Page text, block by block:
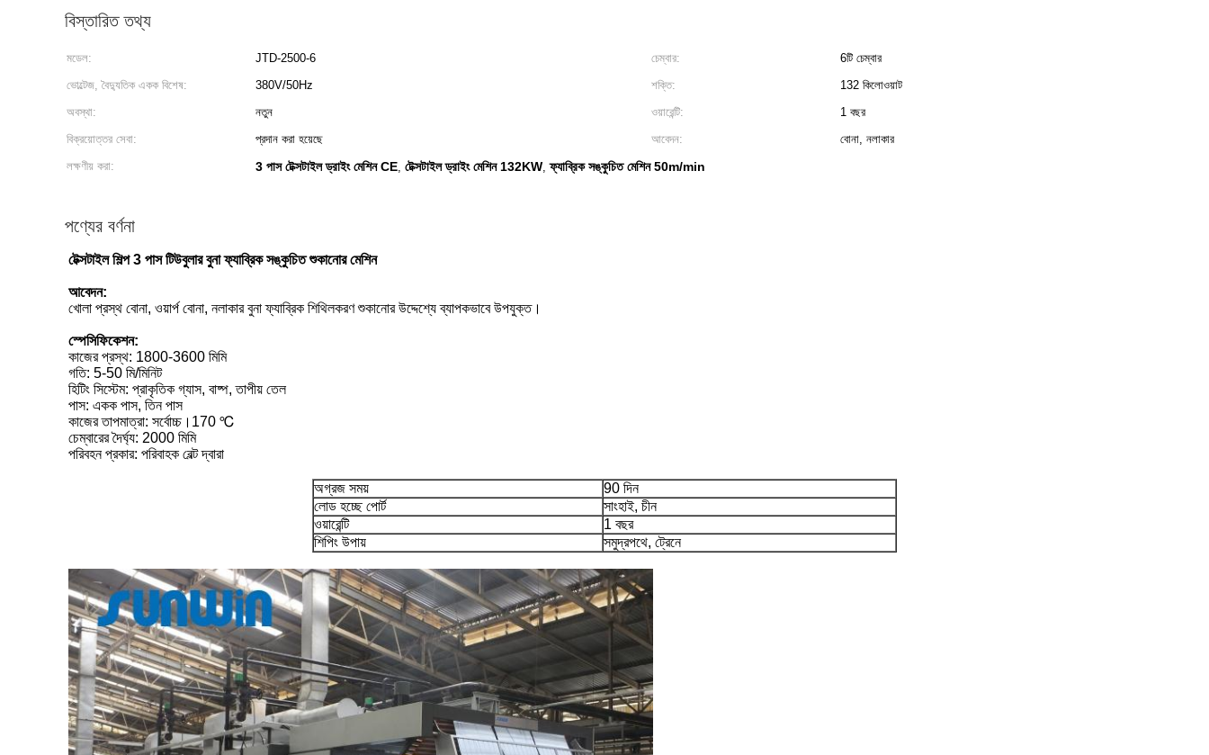
বিস্তারিত তথ্য
মডেল: JTD-2500-6 চেম্বার:
6টি চেম্বার
ভোল্টেজ, বৈদ্যুতিক একক বিশেষ:
380V/50Hz শক্তি:
132 কিলোওয়াট
অবস্থা:
নতুন ওয়ারেন্টি:
1 বছর
বিক্রয়োত্তর সেবা:
প্রদান করা হয়েছে আবেদন:
বোনা, নলাকার
লক্ষণীয় করা:
3 পাস টেক্সটাইল ড্রাইং মেশিন CE, টেক্সটাইল ড্রাইং মেশিন 132KW,ফ্যাব্রিক সঙ্কুচিত মেশিন 50m/min
পণ্যের বর্ণনা
টেক্সটাইল শিল্প 3 পাস টিউবুলার বুনা ফ্যাব্রিক সঙ্কুচিত শুকানোর মেশিন
আবেদন:
খোলা প্রস্থ বোনা, ওয়ার্প বোনা, নলাকার বুনা ফ্যাব্রিক শিথিলকরণ শুকানোর উদ্দেশ্যে ব্যাপকভাবে উপযুক্ত।
স্পেসিফিকেশন:
কাজের প্রস্থ: 1800-3600 মিমি
গতি: 5-50 মি/মিনিট
হিটিং সিস্টেম: প্রাকৃতিক গ্যাস, বাষ্প, তাপীয় তেল
পাস: একক পাস, তিন পাস
কাজের তাপমাত্রা: সর্বোচ্চ।170 ℃
চেম্বারের দৈর্ঘ্য: 2000 মিমি
পরিবহন প্রকার: পরিবাহক বেল্ট দ্বারা
অগ্রজ সময়
90 দিন
লোড হচ্ছে পোর্ট
সাংহাই, চীন
ওয়ারেন্টি
1 বছর
শিপিং উপায়
সমুদ্রপথে, ট্রেনে